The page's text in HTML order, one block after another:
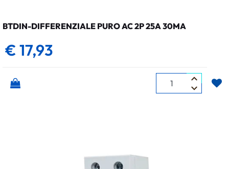
BTDIN-DIFFERENZIALE PURO AC 2P 25A 30MA
€ 17,93
Quantità